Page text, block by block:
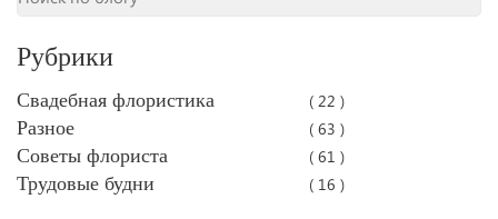
Рубрики
Свадебная флористика ( 22 )
Разное ( 63 )
Советы флориста ( 61 )
Трудовые будни ( 16 )